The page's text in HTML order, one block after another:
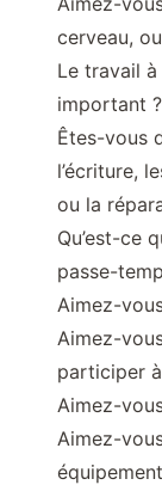
cerveau,
Le travail à
important ?
Êtes-vous
l’écriture,
ou la
Qu’est-ce
passe-
Aimez-
Aimez-
participer
Aimez-
Aimez-